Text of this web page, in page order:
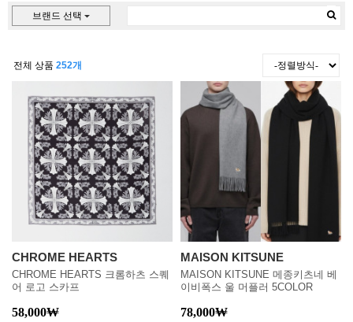
브랜드 선택
전체 상품 252개
CHROME HEARTS
CHROME HEARTS 크롬하츠 스퀘
어 로고 스카프
58,000₩
MAISON KITSUNE
MAISON KITSUNE 메종키츠네 베
이비폭스 울 머플러 5COLOR
78,000₩